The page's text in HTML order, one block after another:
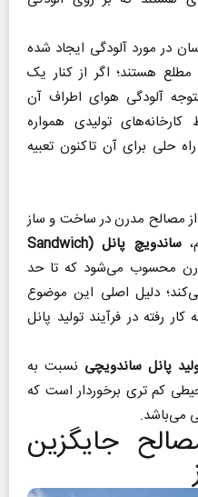
در مورد آلودگی ایجاد شده
هستند؛ اگر از کنار یک
آلودگی هوای اطراف آن
تولیدی همواره
حلی برای آن تاکنون تعبیه
از مصالح مدرن در ساخت و ساز
ساندویچ پانل (Sandwich
محسوب می‌شود که تا حد
دلیل اصلی این موضوع
رفته در فرآیند تولید پانل
پانل ساندویچی نسبت به
کم تری برخوردار است که
می‌باشد.
جایگزین